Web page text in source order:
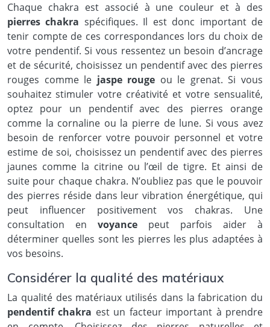
Chaque chakra est associé à une couleur et à des
pierres chakra spécifiques. Il est donc important de
tenir compte de ces correspondances lors du choix de
votre pendentif. Si vous ressentez un besoin d’ancrage
et de sécurité, choisissez un pendentif avec des pierres
rouges comme le jaspe rouge ou le grenat. Si vous
souhaitez stimuler votre créativité et votre sensualité,
optez pour un pendentif avec des pierres orange
comme la cornaline ou la pierre de lune. Si vous avez
besoin de renforcer votre pouvoir personnel et votre
estime de soi, choisissez un pendentif avec des pierres
jaunes comme la citrine ou l’œil de tigre. Et ainsi de
suite pour chaque chakra. N’oubliez pas que le pouvoir
des pierres réside dans leur vibration énergétique, qui
peut influencer positivement vos chakras. Une
consultation en voyance peut parfois aider à
déterminer quelles sont les pierres les plus adaptées à
vos besoins.
Considérer la qualité des matériaux
La qualité des matériaux utilisés dans la fabrication du
pendentif chakra est un facteur important à prendre